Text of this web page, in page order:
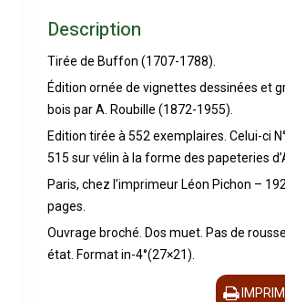
Description
Tirée de Buffon (1707-1788).
Édition ornée de vignettes dessinées et
bois par A. Roubille (1872-1955).
Edition tirée à 552 exemplaires. Celui-ci
515 sur vélin à la forme des papeteries
Paris, chez l’imprimeur Léon Pichon –
pages.
Ouvrage broché. Dos muet. Pas de
état. Format in-4°(27×21).